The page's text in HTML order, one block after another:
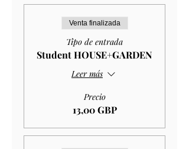
Venta finalizada
Tipo de entrada
Student HOUSE+GARDEN
Leer más
Precio
13,00 GBP